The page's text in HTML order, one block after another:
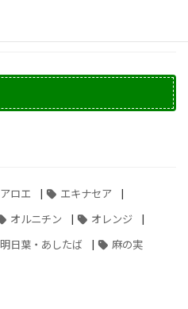
アロエ | エキナセア |
オルニチン | オレンジ |
明日葉・あしたば | 麻の実